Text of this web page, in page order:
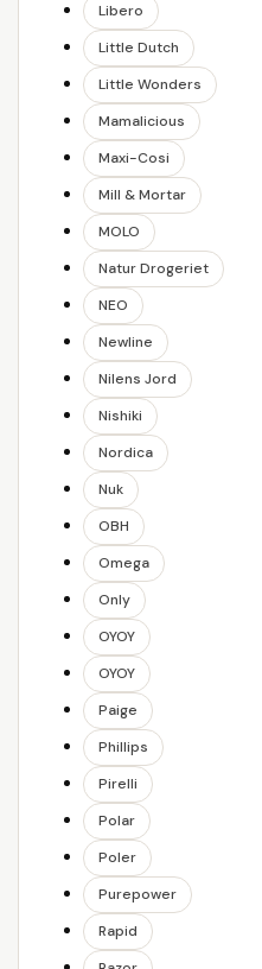
Libero
Little Dutch
Little Wonders
Mamalicious
Maxi-Cosi
Mill & Mortar
MOLO
Natur Drogeriet
NEO
Newline
Nilens Jord
Nishiki
Nordica
Nuk
OBH
Omega
Only
OYOY
OYOY
Paige
Phillips
Pirelli
Polar
Poler
Purepower
Rapid